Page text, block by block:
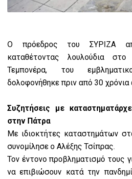
Ο πρόεδρος του ΣΥΡΙΖΑ
καταθέτοντας λουλούδια
Τεμπονέρα, του
δολοφονήθηκε πριν από 30
Συζητήσεις με
στην Πάτρα
Με ιδιοκτήτες καταστημάτων
συνομίλησε ο Αλέξης Τσίπρας.
Τον έντονο προβληματισμό τους
να επιβιώσουν κατά την